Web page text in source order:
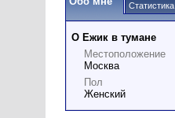
Статистика
О Ежик в тумане
Местоположение
Москва
Пол
Женский